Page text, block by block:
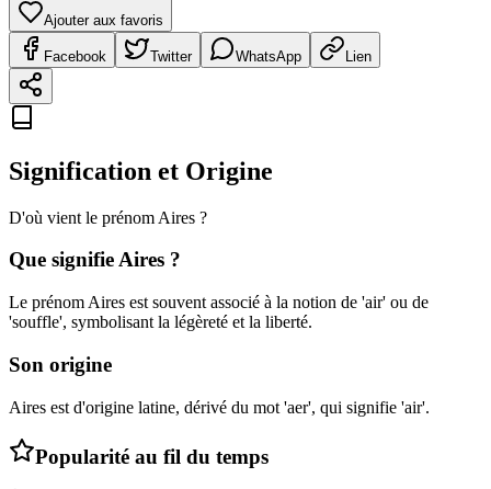
Ajouter aux favoris
Facebook Twitter WhatsApp Lien
Signification et Origine
D'où vient le prénom Aires ?
Que signifieAires ?
Le prénom Aires est souvent associé à la notion de 'air' ou de
'souffle', symbolisant la légèreté et la liberté.
Son origine
Aires est d'origine latine, dérivé du mot 'aer', qui signifie 'air'.
Popularité au fil du temps